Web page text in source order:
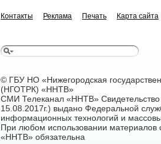
Контакты Реклама Печать Карта сайта
© ГБУ НО «Нижегородская
(НГОТРК) «ННТВ»
СМИ Телеканал «ННТВ»
15.08.2017г.) выдано Федеральной
информационных технологий и
При любом использовании материалов
«ННТВ» обязательна